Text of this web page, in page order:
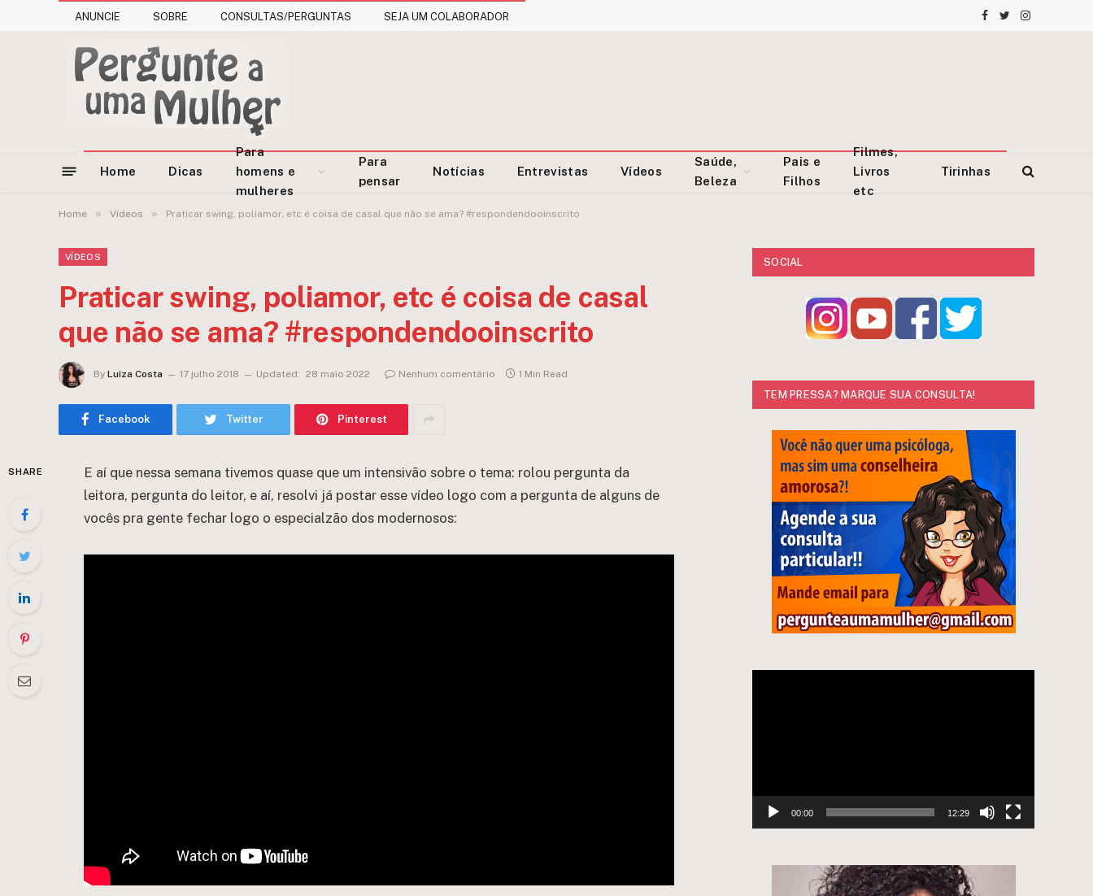
ANUNCIE SOBRE CONSULTAS/PERGUNTAS SEJA UM COLABORADOR Facebook
TwitterInstagram
Home Dicas
Para
homens e
mulheres
Para
pensar
Notícias Entrevistas Vídeos
Saúde,
Beleza
Pais e
Filhos
Filmes,
Livros
etc
Tirinhas
Home » Vídeos » Praticar swing, poliamor, etc é coisa de casal que não se ama? #respondendooinscrito
VÍDEOS
Praticar swing, poliamor, etc é coisa de casal
que não se ama? #respondendooinscrito
By Luiza Costa 17 julho 2018 Updated: 28 maio 2022 Nenhum comentário 1 Min Read
Facebook Twitter Pinterest
SHARE
E aí que nessa semana tivemos quase que um intensivão sobre o tema: rolou pergunta da
leitora, pergunta do leitor, e aí, resolvi já postar esse vídeo logo com a pergunta de alguns de
vocês pra gente fechar logo o especialzão dos modernosos:
SOCIAL
TEM PRESSA? MARQUE SUA CONSULTA!
00:00 12:29